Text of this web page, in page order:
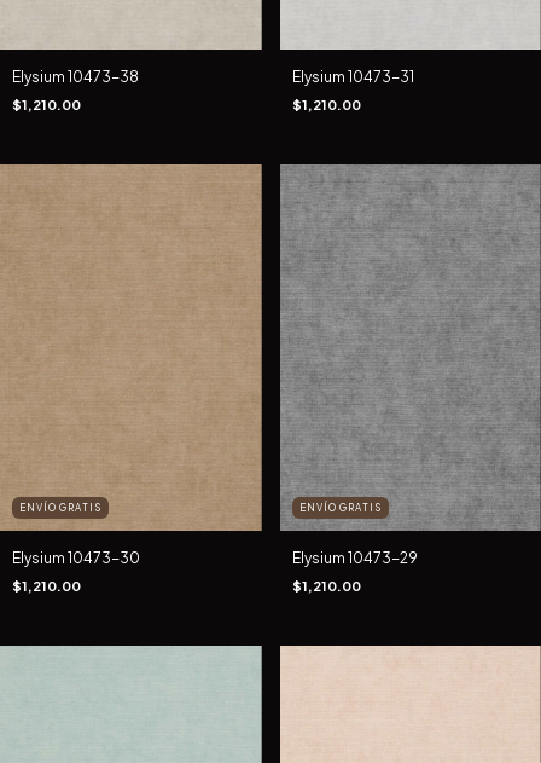
Elysium 10473-38
$1,210.00
Elysium 10473-31
$1,210.00
ENVÍO GRATIS
Elysium 10473-30
$1,210.00
ENVÍO GRATIS
Elysium 10473-29
$1,210.00